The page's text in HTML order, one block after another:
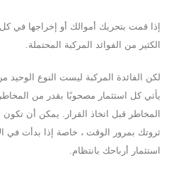
إذا قمت بتحريك أموالك أو إخراجها في
الكثير من الفوائد المركبة المحتملة.
لكن الفائدة المركبة ليست النوع الوحيد
يأتي كل استثمار مصحوبًا بقدر من
المخاطر قبل اتخاذ القرار. يمكن أن تكون
ثروتك بمرور الوقت ، خاصة إذا بدأت في
استثمار أرباحك بانتظام.